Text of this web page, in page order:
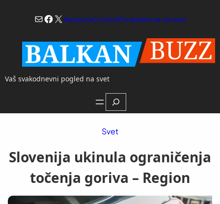
Mail
Facebook
X NaslovnaO namaPretplatite se na vesti
Vaš svakodnevni pogled na svet
Search
Svet
Slovenija ukinula ograničenja
točenja goriva – Region